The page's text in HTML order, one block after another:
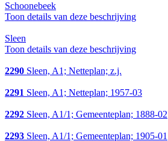
Schoonebeek
Toon details van deze beschrijving
Sleen
Toon details van deze beschrijving
2290 Sleen, A1; Netteplan; z.j.
2291 Sleen, A1; Netteplan; 1957-03
2292 Sleen, A1/1; Gemeenteplan; 1888-02
2293 Sleen, A1/1; Gemeenteplan; 1905-01